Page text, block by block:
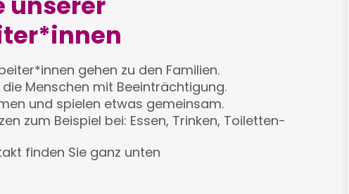
gehen zu den Familien.
Menschen mit Beeinträchtigung.
und spielen etwas gemeinsam.
zum Beispiel bei: Essen, Trinken, Toiletten-
finden Sie ganz unten